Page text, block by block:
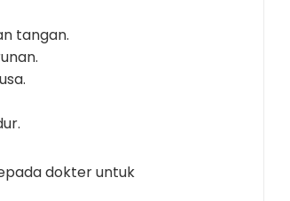
tangan.
dokter untuk